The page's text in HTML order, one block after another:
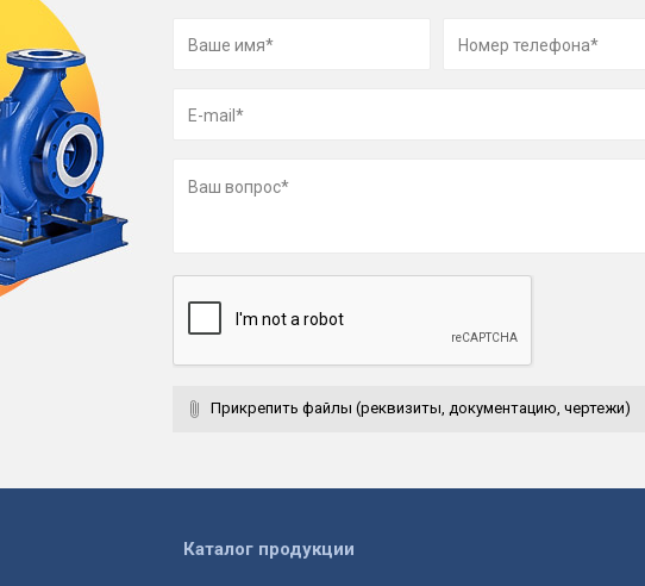
Прикрепить файлы (реквизиты, документацию, чертежи)
Каталог продукции